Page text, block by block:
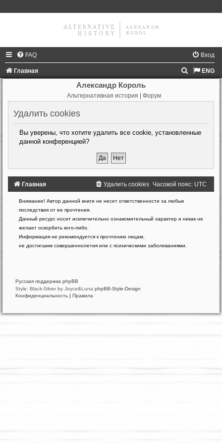
FAQ Вход
Главная ENG
к
Александр Король
Альтернативная история | Форум
Удалить cookies
Вы уверены, что хотите удалить все cookie, установленные
данной конференцией?
Главная Часовой пояс: UTC
Удалить cookies
Внимание! Автор данной книги не несет ответственности за любые
последствия от ее прочтения.
Данный ресурс носит исключительно ознакомительный характер и никак не
желает оскорбить кого-либо.
Информация не рекомендуется к прочтению лицам,
не достигшим совершеннолетия или с психическими заболеваниями.
Создано
на
основе
phpBB®
Forum
Software
Русская поддержка phpBB
Style: Black-Silver by Joyce&Luna phpBB-Style-Design
Конфиденциальность | Правила